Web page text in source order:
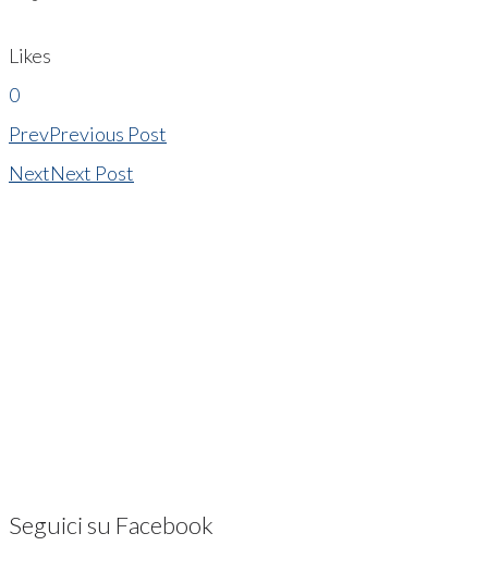
Likes
0
PrevPrevious Post
NextNext Post
Seguici su Facebook